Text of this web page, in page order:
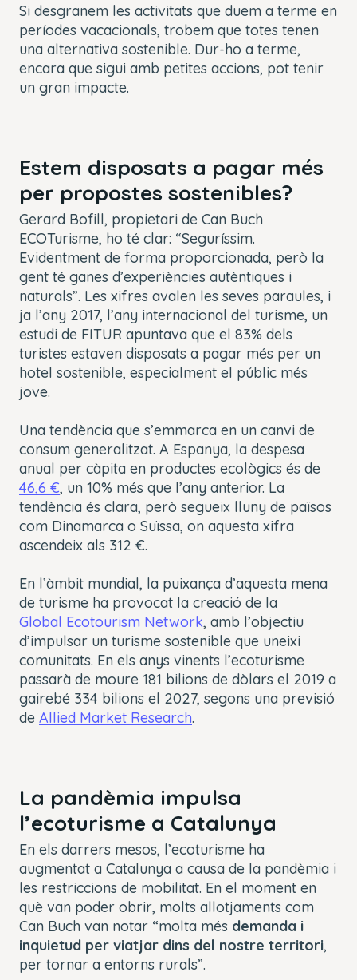
Si desgranem les activitats que duem a terme en
períodes vacacionals, trobem que totes tenen
una alternativa sostenible. Dur-ho a terme,
encara que sigui amb petites accions, pot tenir
un gran impacte.
Estem disposats a pagar més
per propostes sostenibles?
Gerard Bofill, propietari de Can Buch
ECOTurisme, ho té clar: “Seguríssim.
Evidentment de forma proporcionada, però la
gent té ganes d’experiències autèntiques i
naturals”. Les xifres avalen les seves paraules, i
ja l’any 2017, l’any internacional del turisme, un
estudi de FITUR apuntava que el 83% dels
turistes estaven disposats a pagar més per un
hotel sostenible, especialment el públic més
jove.
Una tendència que s’emmarca en un canvi de
consum generalitzat. A Espanya, la despesa
anual per càpita en productes ecològics és de
46,6 €, un 10% més que l’any anterior. La
tendència és clara, però segueix lluny de països
com Dinamarca o Suïssa, on aquesta xifra
ascendeix als 312 €.
En l’àmbit mundial, la puixança d’aquesta mena
de turisme ha provocat la creació de la
Global Ecotourism Network, amb l’objectiu
d’impulsar un turisme sostenible que uneixi
comunitats. En els anys vinents l’ecoturisme
passarà de moure 181 bilions de dòlars el 2019 a
gairebé 334 bilions el 2027, segons una previsió
de Allied Market Research.
La pandèmia impulsa
l’ecoturisme a Catalunya
En els darrers mesos, l’ecoturisme ha
augmentat a Catalunya a causa de la pandèmia i
les restriccions de mobilitat. En el moment en
què van poder obrir, molts allotjaments com
Can Buch van notar “molta més demanda i
inquietud per viatjar dins del nostre territori,
per tornar a entorns rurals”.